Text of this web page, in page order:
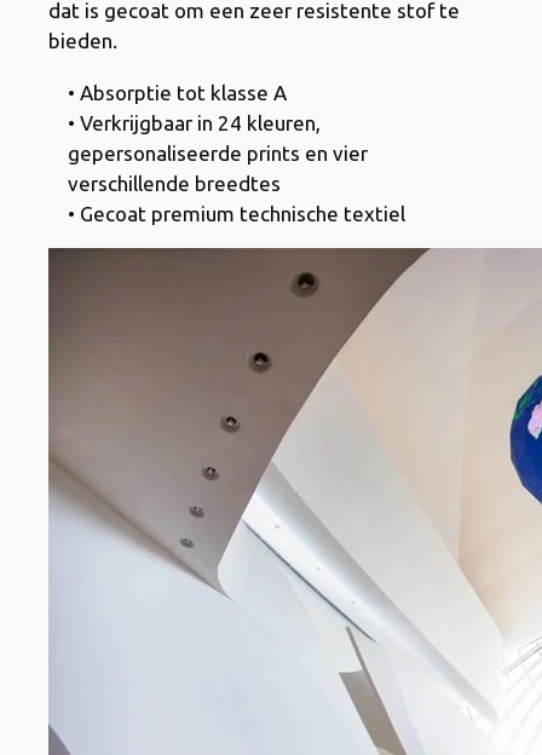
dat is gecoat om een zeer resistente stof te
bieden.
• Absorptie tot klasse A
• Verkrijgbaar in 24 kleuren,
gepersonaliseerde prints en vier
verschillende breedtes
• Gecoat premium technische textiel